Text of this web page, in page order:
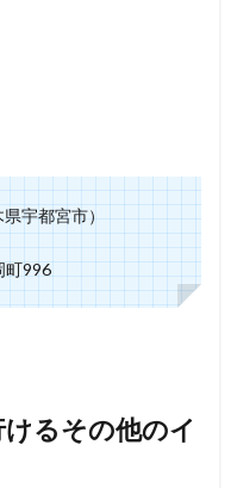
県宇都宮市）
町996
るその他のイ